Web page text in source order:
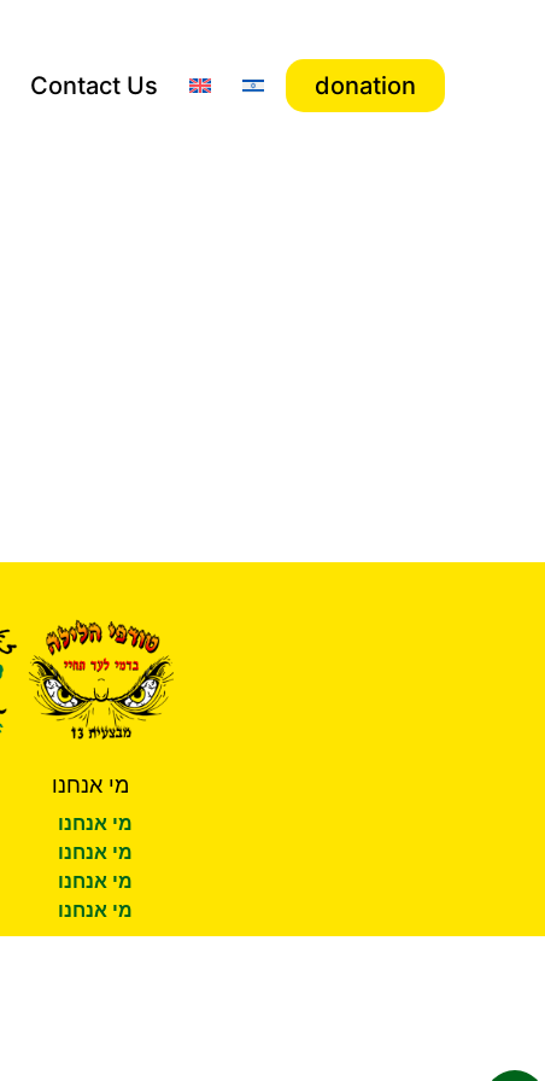
Contact Us donation
מי אנחנו
מי אנחנו
מי אנחנו
מי אנחנו
מי אנחנו